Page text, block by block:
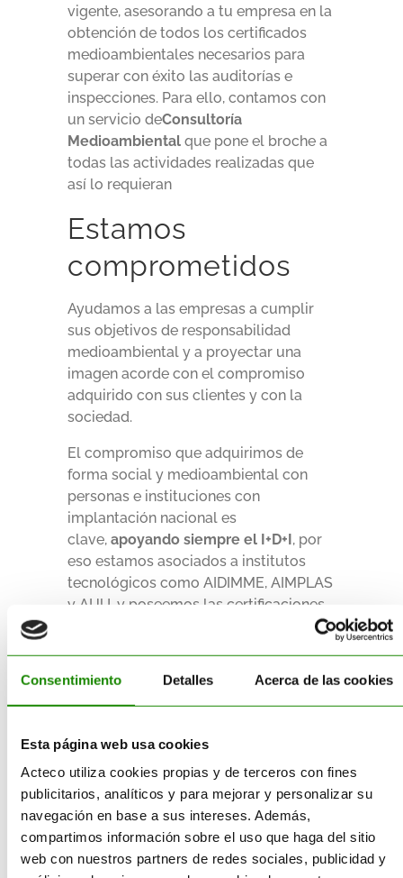
Consentimiento Detalles Acerca de las cookies
Esta página web usa cookies
Acteco utiliza cookies propias y de terceros con fines
publicitarios, analíticos y para mejorar y personalizar su
navegación en base a sus intereses. Además,
compartimos información sobre el uso que haga del sitio
web con nuestros partners de redes sociales, publicidad y
vigente, asesorando a tu empresa en la
obtención de todos los certificados
medioambientales necesarios para
superar con éxito las auditorías e
inspecciones. Para ello, contamos con
un servicio deConsultoría
Medioambiental que pone el broche a
todas las actividades realizadas que
así lo requieran
Estamos
comprometidos
Ayudamos a las empresas a cumplir
sus objetivos de responsabilidad
medioambiental y a proyectar una
imagen acorde con el compromiso
adquirido con sus clientes y con la
sociedad.
El compromiso que adquirimos de
forma social y medioambiental con
personas e instituciones con
implantación nacional es
clave,apoyando siempre el I+D+I, por
eso estamos asociados a institutos
tecnológicos como AIDIMME, AIMPLAS
y AIJU, y poseemos las certificaciones
Ministerio de Industria, Eucertplast).
Prestamos
servicios en toda
España